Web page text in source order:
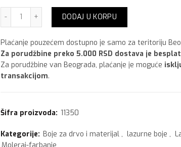
Belinka Belton lazurni premaz bez laka
DODAJ U KORPU
Plaćanje pouzećem dostupno je samo za teritoriju
Za porudžbine preko 5.000 RSD dostava je
Za porudžbine van Beograda, plaćanje je moguće
transakcijom.
Šifra proizvoda: 11350
Kategorije: Boje za drvo i materijal , lazurne boje ,